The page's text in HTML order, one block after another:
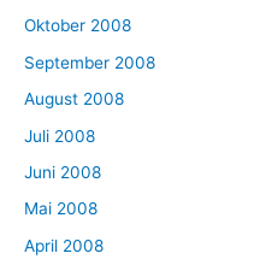
Oktober 2008
September 2008
August 2008
Juli 2008
Juni 2008
Mai 2008
April 2008